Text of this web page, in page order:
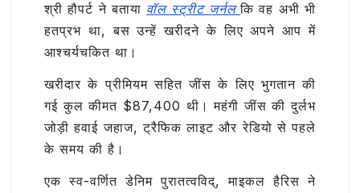
श्री हौपर्ट ने बताया वॉल स्ट्रीट जर्नलकि वह अभी भी
हतप्रभ था, बस उन्हें खरीदने के लिए अपने आप में
आश्चर्यचकित था।
खरीदार के प्रीमियम सहित जींस के लिए भुगतान की
गई कुल कीमत $87,400 थी। महंगी जींस की दुर्लभ
जोड़ी हवाई जहाज, ट्रैफिक लाइट और रेडियो से पहले
के समय की है।
एक स्व-वर्णित डेनिम पुरातत्वविद्, माइकल हैरिस ने